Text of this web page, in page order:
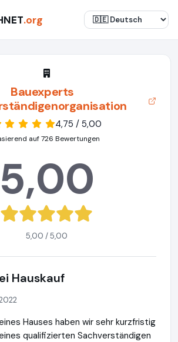
.org
Bauexperts
4,75 / 5,00
auf 726 Bewertungen
5,00
5,00 / 5,00
Hauskauf
Hauses haben wir sehr kurzfristig
qualifizierten Sachverständigen